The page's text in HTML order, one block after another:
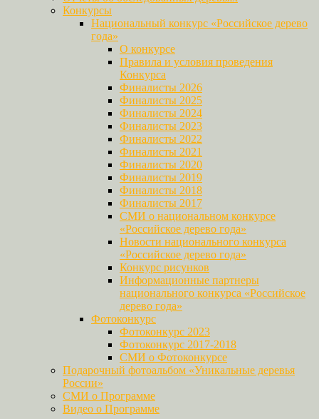
Конкурсы
Национальный конкурс «Российское дерево
года»
О конкурсе
Правила и условия проведения
Конкурса
Финалисты 2026
Финалисты 2025
Финалисты 2024
Финалисты 2023
Финалисты 2022
Финалисты 2021
Финалисты 2020
Финалисты 2019
Финалисты 2018
Финалисты 2017
СМИ о национальном конкурсе
«Российское дерево года»
Новости национального конкурса
«Российское дерево года»
Конкурс рисунков
Информационные партнеры
национального конкурса «Российское
дерево года»
Фотоконкурс
Фотоконкурс 2023
Фотоконкурс 2017-2018
СМИ о Фотоконкурсе
Подарочный фотоальбом «Уникальные деревья
России»
СМИ о Программе
Видео о Программе